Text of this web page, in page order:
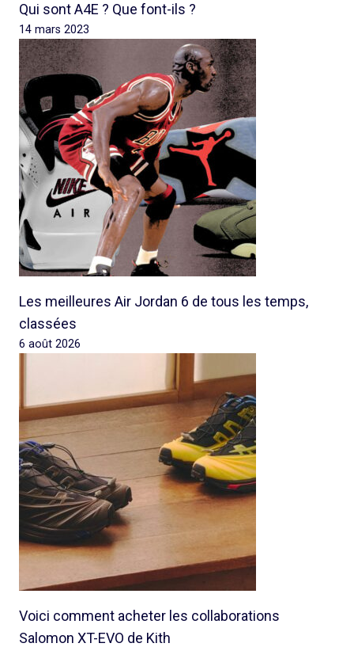
Qui sont A4E ? Que font-ils ?
14 mars 2023
Les meilleures Air Jordan 6 de tous les temps,
classées
6 août 2026
Voici comment acheter les collaborations
Salomon XT-EVO de Kith